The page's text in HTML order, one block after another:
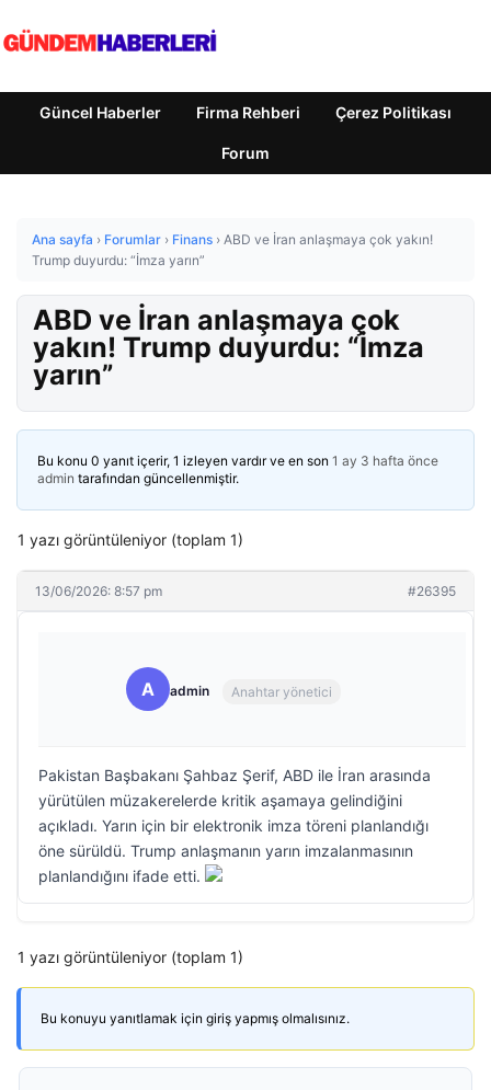
Güncel Haberler Firma Rehberi Çerez Politikası
Forum
Ana sayfa › Forumlar › Finans › ABD ve İran anlaşmaya çok yakın!
Trump duyurdu: “İmza yarın”
ABD ve İran anlaşmaya çok
yakın! Trump duyurdu: “İmza
yarın”
Bu konu 0 yanıt içerir, 1 izleyen vardır ve en son 1 ay 3 hafta önce
admin tarafından güncellenmiştir.
1 yazı görüntüleniyor (toplam 1)
13/06/2026: 8:57 pm #26395
A admin Anahtar yönetici
Pakistan Başbakanı Şahbaz Şerif, ABD ile İran arasında
yürütülen müzakerelerde kritik aşamaya gelindiğini
açıkladı. Yarın için bir elektronik imza töreni planlandığı
öne sürüldü. Trump anlaşmanın yarın imzalanmasının
planlandığını ifade etti.
1 yazı görüntüleniyor (toplam 1)
Bu konuyu yanıtlamak için giriş yapmış olmalısınız.